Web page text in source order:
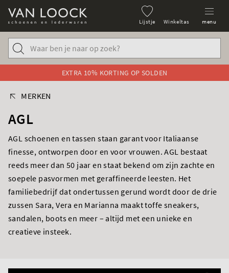
Lijstje Winkeltas menu
EXTRA 10% KORTING OP SOLDEN
MERKEN
AGL
AGL schoenen en tassen staan garant voor Italiaanse
finesse, ontworpen door en voor vrouwen. AGL bestaat
reeds meer dan 50 jaar en staat bekend om zijn zachte en
soepele pasvormen met geraffineerde leesten. Het
familiebedrijf dat ondertussen gerund wordt door de drie
zussen Sara, Vera en Marianna maakt toffe sneakers,
sandalen, boots en meer – altijd met een unieke en
creatieve insteek.